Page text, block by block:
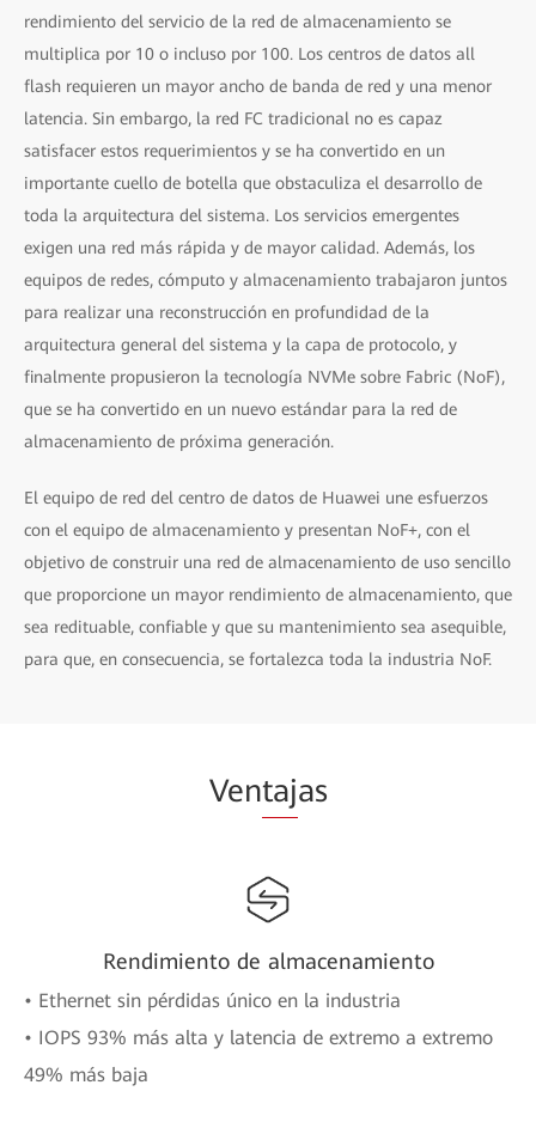
rendimiento del servicio de la red de almacenamiento se
multiplica por 10 o incluso por 100. Los centros de datos all
flash requieren un mayor ancho de banda de red y una menor
latencia. Sin embargo, la red FC tradicional no es capaz
satisfacer estos requerimientos y se ha convertido en un
importante cuello de botella que obstaculiza el desarrollo de
toda la arquitectura del sistema. Los servicios emergentes
exigen una red más rápida y de mayor calidad. Además, los
equipos de redes, cómputo y almacenamiento trabajaron juntos
para realizar una reconstrucción en profundidad de la
arquitectura general del sistema y la capa de protocolo, y
finalmente propusieron la tecnología NVMe sobre Fabric (NoF),
que se ha convertido en un nuevo estándar para la red de
almacenamiento de próxima generación.
El equipo de red del centro de datos de Huawei une esfuerzos
con el equipo de almacenamiento y presentan NoF+, con el
objetivo de construir una red de almacenamiento de uso sencillo
que proporcione un mayor rendimiento de almacenamiento, que
sea redituable, confiable y que su mantenimiento sea asequible,
para que, en consecuencia, se fortalezca toda la industria NoF.
Ventajas
Rendimiento de almacenamiento
• Ethernet sin pérdidas único en la industria
• IOPS 93% más alta y latencia de extremo a extremo
49% más baja